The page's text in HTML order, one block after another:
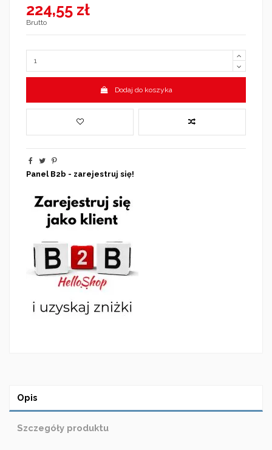
224,55 zł
Brutto
Dodaj do koszyka
Panel B2b - zarejestruj się!
Opis
Szczegóły produktu